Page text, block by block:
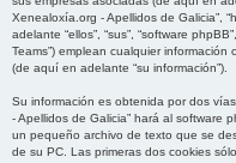
Xenealoxía.org - Apellidos de Galicia”,
adelante “ellos”, “sus”, “software
Teams”) emplean cualquier
(de aquí en adelante “su información”).
Su información es obtenida por dos
- Apellidos de Galicia” hará al software
un pequeño archivo de texto que se
de su PC. Las primeras dos cookies